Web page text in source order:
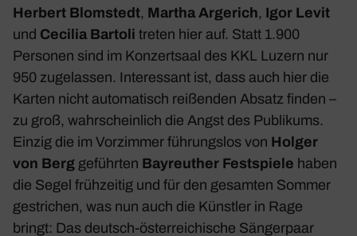
Herbert Blom­stedt, Martha Arge­rich, Igor Levit
und Cecilia Bartoli treten hier auf. Statt 1.900
Personen sind im Konzert­saal des KKL Luzern nur
950 zuge­lassen. Inter­es­sant ist, dass auch hier die
Karten nicht auto­ma­tisch reißenden Absatz finden –
zu groß, wahr­schein­lich die Angst des Publi­kums.
Einzig die im Vorzimmer führungslos von Holger
von Berg geführten Bayreu­ther Fest­spiele haben
die Segel früh­zeitig und für den gesamten Sommer
gestri­chen, was nun auch die Künstler in Rage
bringt: Das deutsch-öster­rei­chi­sche Sänger­paar